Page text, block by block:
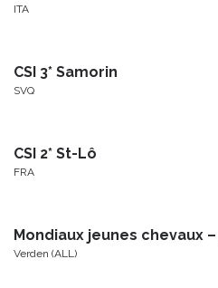
ITA
CSI 3* Samorin
SVQ
CSI 2* St-Lô
FRA
Mondiaux jeunes chevaux
Verden (ALL)